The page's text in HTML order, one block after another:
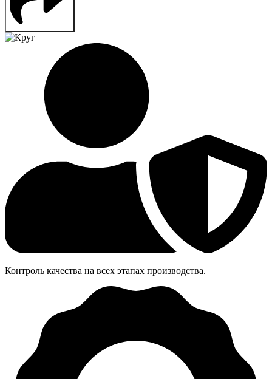
Контроль качества на всех этапах производства.